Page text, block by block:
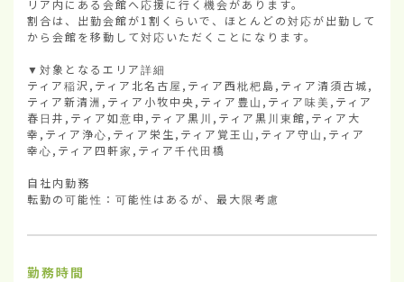
リア内にある会館へ応援に行く機会があります。
割合は、出勤会館が1割くらいで、ほとんどの対応が出勤して
から会館を移動して対応いただくことになります。
▼対象となるエリア詳細
ティア稲沢,ティア北名古屋,ティア西枇杷島,ティア清須古城,
ティア新清洲,ティア小牧中央,ティア豊山,ティア味美,ティア
春日井,ティア如意申,ティア黒川,ティア黒川東館,ティア大
幸,ティア浄心,ティア栄生,ティア覚王山,ティア守山,ティア
幸心,ティア四軒家,ティア千代田橋
自社内勤務
転勤の可能性：可能性はあるが、最大限考慮
勤務時間